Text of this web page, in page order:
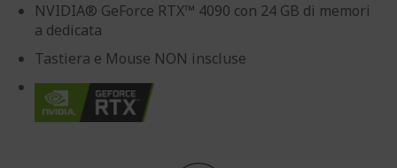
NVIDIA® GeForce RTX™ 4090 con 24 GB di memori
a dedicata
Tastiera e Mouse NON inscluse